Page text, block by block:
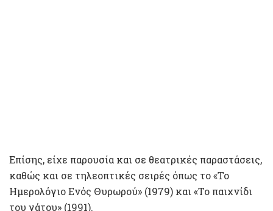
Επίσης, είχε παρουσία και σε θεατρικές παραστάσεις,
καθώς και σε τηλεοπτικές σειρές όπως το «Το
Ημερολόγιο Ενός Θυρωρού» (1979) και «Το παιχνίδι
του γάτου» (1991).